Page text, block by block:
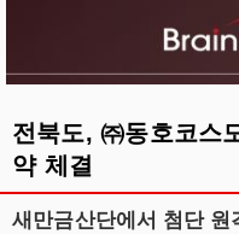
전북도, ㈜동호코스
약 체결
새만금산단에서 첨단 원